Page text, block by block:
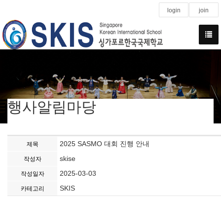
login join
행사알림마당
제목 2025 SASMO 대회 진행 안내
작성자 skise
작성일자 2025-03-03
카테고리 SKIS